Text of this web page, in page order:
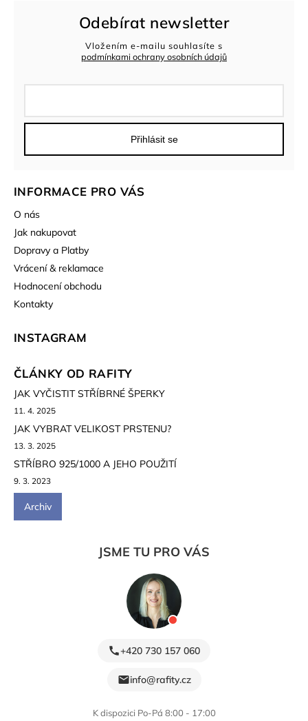
INFORMACE PRO VÁS
O nás
Jak nakupovat
Dopravy a Platby
Vrácení & reklamace
Hodnocení obchodu
Kontakty
Odebírat newsletter
Vložením e-mailu souhlasíte s
podmínkami ochrany osobních údajů
Přihlásit se
INSTAGRAM
ČLÁNKY OD RAFITY
JAK VYČISTIT STŘÍBRNÉ ŠPERKY
11. 4. 2025
JAK VYBRAT VELIKOST PRSTENU?
13. 3. 2025
STŘÍBRO 925/1000 A JEHO POUŽITÍ
9. 3. 2023
Archiv
JSME TU PRO VÁS
+420 730 157 060
info@rafity.cz
K dispozici Po-Pá 8:00 - 17:00